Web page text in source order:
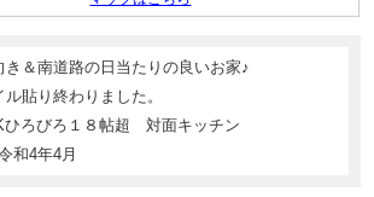
＆南道路の日当たりの良いお家♪
貼り終わりました。
ひろびろ１８帖超 対面キッチン
和4年4月